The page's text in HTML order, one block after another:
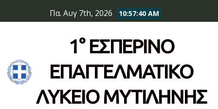
to
Πα. Αυγ 7th, 2026 10:57:40 AM
1° ΕΣΠΕΡΙΝΌ
ΕΠΆΓΓΕΛΜΑΤΙΚΟ
ΛΥΚΕΙΟ ΜΥΤΙΛΗΝΗΣ